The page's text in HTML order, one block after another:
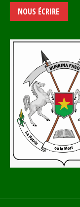
NOUS ÉCRIRE